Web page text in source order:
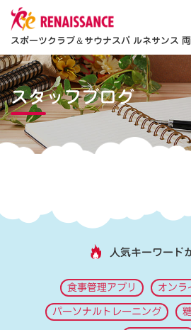
スポーツクラブ＆サウナスパ ルネサンス
スタッフブログ
人気キーワード
食事管理アプリ オンラ
パーソナルトレーニング